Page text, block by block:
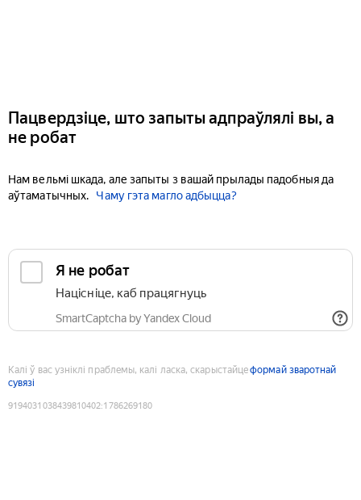
Пацвердзіце, што запыты адпраўлялі вы, а
не робат
Нам вельмі шкада, але запыты з вашай прылады падобныя да
аўтаматычных.
Чаму гэта магло адбыцца?
Я не робат
Націсніце, каб працягнуць
SmartCaptcha by Yandex Cloud
Калі ў вас узніклі праблемы, калі ласка, скарыстайцеформай зваротнай
сувязі
9194031038439810402:1786269180